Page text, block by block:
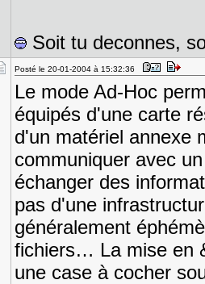
Soit tu deconnes,
Posté le 20-01-2004 à 15:32:36
Le mode Ad-Hoc
équipés d'une carte
d'un matériel annexe
communiquer avec
échanger des
pas d'une
généralement
fichiers… La mise en
une case à cocher